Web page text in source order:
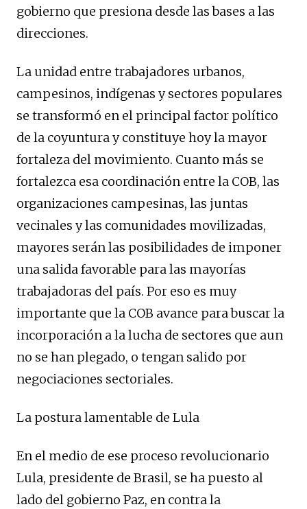
gobierno que presiona desde las bases a las
direcciones.
La unidad entre trabajadores urbanos,
campesinos, indígenas y sectores populares
se transformó en el principal factor político
de la coyuntura y constituye hoy la mayor
fortaleza del movimiento. Cuanto más se
fortalezca esa coordinación entre la COB, las
organizaciones campesinas, las juntas
vecinales y las comunidades movilizadas,
mayores serán las posibilidades de imponer
una salida favorable para las mayorías
trabajadoras del país. Por eso es muy
importante que la COB avance para buscar la
incorporación a la lucha de sectores que aun
no se han plegado, o tengan salido por
negociaciones sectoriales.
La postura lamentable de Lula
En el medio de ese proceso revolucionario
Lula, presidente de Brasil, se ha puesto al
lado del gobierno Paz, en contra la